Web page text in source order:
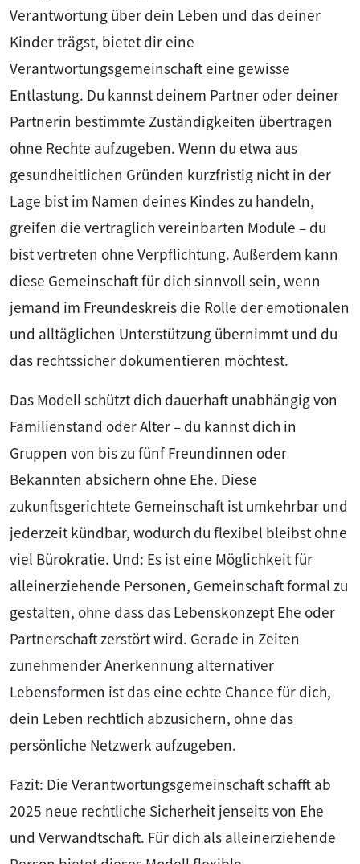
Verantwortung über dein Leben und das deiner
Kinder trägst, bietet dir eine
Verantwortungsgemeinschaft eine gewisse
Entlastung. Du kannst deinem Partner oder deiner
Partnerin bestimmte Zuständigkeiten übertragen
ohne Rechte aufzugeben. Wenn du etwa aus
gesundheitlichen Gründen kurzfristig nicht in der
Lage bist im Namen deines Kindes zu handeln,
greifen die vertraglich vereinbarten Module – du
bist vertreten ohne Verpflichtung. Außerdem kann
diese Gemeinschaft für dich sinnvoll sein, wenn
jemand im Freundeskreis die Rolle der emotionalen
und alltäglichen Unterstützung übernimmt und du
das rechtssicher dokumentieren möchtest.
Das Modell schützt dich dauerhaft unabhängig von
Familienstand oder Alter – du kannst dich in
Gruppen von bis zu fünf Freundinnen oder
Bekannten absichern ohne Ehe. Diese
zukunftsgerichtete Gemeinschaft ist umkehrbar und
jederzeit kündbar, wodurch du flexibel bleibst ohne
viel Bürokratie. Und: Es ist eine Möglichkeit für
alleinerziehende Personen, Gemeinschaft formal zu
gestalten, ohne dass das Lebenskonzept Ehe oder
Partnerschaft zerstört wird. Gerade in Zeiten
zunehmender Anerkennung alternativer
Lebensformen ist das eine echte Chance für dich,
dein Leben rechtlich abzusichern, ohne das
persönliche Netzwerk aufzugeben.
Fazit: Die Verantwortungsgemeinschaft schafft ab
2025 neue rechtliche Sicherheit jenseits von Ehe
und Verwandtschaft. Für dich als alleinerziehende